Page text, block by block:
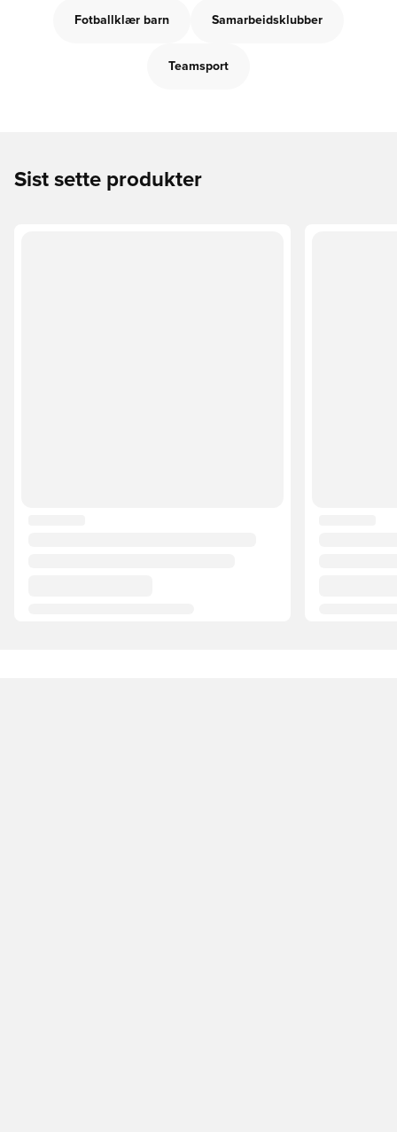
Fotballklær barn Samarbeidsklubber
Teamsport
Sist sette produkter